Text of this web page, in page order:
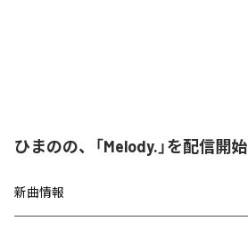
ひまのの、「Melody.」を配信開始
新曲情報